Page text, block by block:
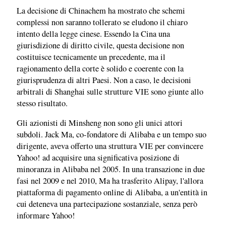
La decisione di Chinachem ha mostrato che schemi
complessi non saranno tollerato se eludono il chiaro
intento della legge cinese. Essendo la Cina una
giurisdizione di diritto civile, questa decisione non
costituisce tecnicamente un precedente, ma il
ragionamento della corte è solido e coerente con la
giurisprudenza di altri Paesi. Non a caso, le decisioni
arbitrali di Shanghai sulle strutture VIE sono giunte allo
stesso risultato.
Gli azionisti di Minsheng non sono gli unici attori
subdoli. Jack Ma, co-fondatore di Alibaba e un tempo suo
dirigente, aveva offerto una struttura VIE per convincere
Yahoo! ad acquisire una significativa posizione di
minoranza in Alibaba nel 2005. In una transazione in due
fasi nel 2009 e nel 2010, Ma ha trasferito Alipay, l'allora
piattaforma di pagamento online di Alibaba, a un'entità in
cui deteneva una partecipazione sostanziale, senza però
informare Yahoo!